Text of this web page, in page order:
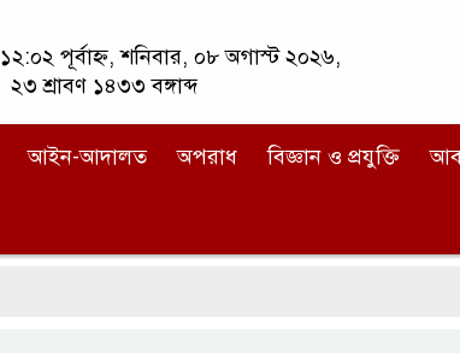
১২:০২ পূর্বাহ্ন, শনিবার, ০৮ অগাস্ট ২০২৬,
২৩ শ্রাবণ ১৪৩৩ বঙ্গাব্দ
আইন-আদালত অপরাধ বিজ্ঞান ও প্রযুক্তি